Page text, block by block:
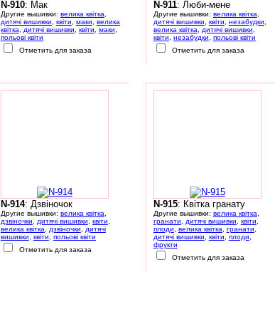
N-910: Мак
Другие вышивки: велика квітка
дитячі вишивки
квіти маки
велика
квітка
дитячі вишивки квіти маки
польові квіти
Отметить для заказа
N-911: Люби-мене
Другие вышивки: велика квітка
дитячі вишивки
квіти незабудки
велика квітка
дитячі вишивки
квіти
незабудки
польові квіти
Отметить для заказа
N-914: Дзвіночок
Другие вышивки: велика квітка
дзвіночки
дитячі вишивки квіти
велика квітка
дзвіночки
дитячі
вишивки
квіти
польові квіти
Отметить для заказа
N-915: Квітка гранату
Другие вышивки: велика квітка
гранати
дитячі вишивки квіти
плоди
велика квітка гранати
дитячі вишивки
квіти плоди
фрукти
Отметить для заказа